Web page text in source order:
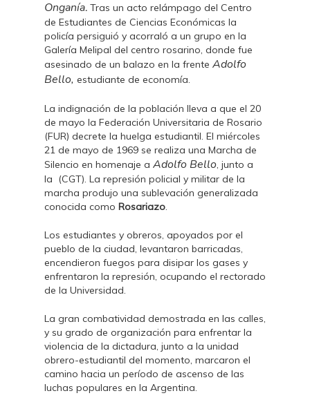
Onganía. Tras un acto relámpago del Centro
de Estudiantes de Ciencias Económicas la
policía persiguió y acorraló a un grupo en la
Galería Melipal del centro rosarino, donde fue
asesinado de un balazo en la frente Adolfo
Bello, estudiante de economía.
La indignación de la población lleva a que el 20
de mayo la Federación Universitaria de Rosario
(FUR) decrete la huelga estudiantil. El miércoles
21 de mayo de 1969 se realiza una Marcha de
Silencio en homenaje a Adolfo Bello, junto a
la (CGT). La represión policial y militar de la
marcha produjo una sublevación generalizada
conocida como Rosariazo.
Los estudiantes y obreros, apoyados por el
pueblo de la ciudad, levantaron barricadas,
encendieron fuegos para disipar los gases y
enfrentaron la represión, ocupando el rectorado
de la Universidad.
La gran combatividad demostrada en las calles,
y su grado de organización para enfrentar la
violencia de la dictadura, junto a la unidad
obrero-estudiantil del momento, marcaron el
camino hacia un período de ascenso de las
luchas populares en la Argentina.